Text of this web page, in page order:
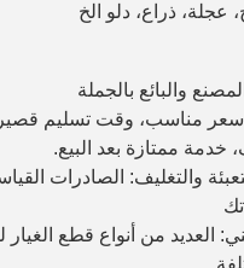
عجلة، ذراع، دلو الخ
والتغليف: الصادرات
العديد من أنواع قطع الغيار